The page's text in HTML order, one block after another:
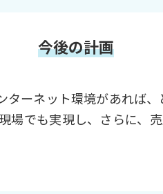
今後の計画
ーネット環境があれば
場でも実現し、さらに、